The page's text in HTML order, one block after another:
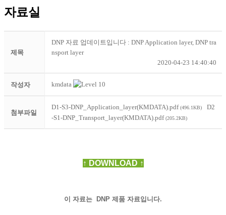
자료실
제목
DNP 자료 업데이트입니다 : DNP Application layer, DNP tra
nsport layer
2020-04-23 14:40:40
작성자 kmdata
첨부파일
D1-S3-DNP_Application_layer(KMDATA).pdf(496.1KB)
D2
-S1-DNP_Transport_layer(KMDATA).pdf(205.2KB)
↑ DOWNLOAD ↑
이 자료는 DNP 제품 자료입니다.